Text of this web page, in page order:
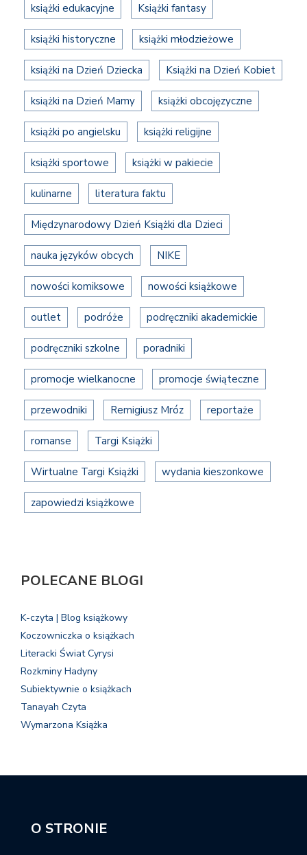
książki edukacyjne Książki fantasy
książki historyczne książki młodzieżowe
książki na Dzień Dziecka Książki na Dzień Kobiet
książki na Dzień Mamy książki obcojęzyczne
książki po angielsku książki religijne
książki sportowe książki w pakiecie
kulinarne literatura faktu
Międzynarodowy Dzień Książki dla Dzieci
nauka języków obcych NIKE
nowości komiksowe nowości książkowe
outlet podróże podręczniki akademickie
podręczniki szkolne poradniki
promocje wielkanocne promocje świąteczne
przewodniki Remigiusz Mróz reportaże
romanse Targi Książki
Wirtualne Targi Książki wydania kieszonkowe
zapowiedzi książkowe
POLECANE BLOGI
K-czyta | Blog książkowy
Koczowniczka o książkach
Literacki Świat Cyrysi
Rozkminy Hadyny
Subiektywnie o książkach
Tanayah Czyta
Wymarzona Książka
O STRONIE